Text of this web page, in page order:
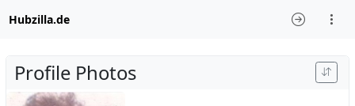
Hubzilla.de
Profile Photos